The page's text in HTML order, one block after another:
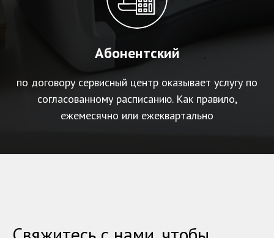
Абонентский
по договору сервисный центр оказывает услугу по
согласованному расписанию. Как правило,
ежемесячно или ежеквартально